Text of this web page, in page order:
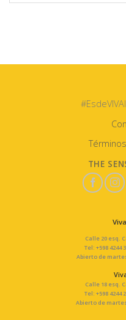
THE
Calle 20 esq.
Tel: +598 4244
Abierto de
Calle 18 esq.
Tel: +598 4244
Abierto de